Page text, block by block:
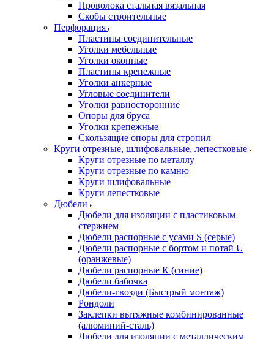
Проволока стальная вязальная
Скобы строительные
Перфорация
Пластины соединительные
Уголки мебельные
Уголки оконные
Пластины крепежные
Уголки анкерные
Угловые соединители
Уголки равносторонние
Опоры для бруса
Уголки крепежные
Скользящие опоры для стропил
Круги отрезные, шлифовальные, лепестковые
Круги отрезные по металлу
Круги отрезные по камню
Круги шлифовальные
Круги лепестковые
Дюбели
Дюбели для изоляции с пластиковым
стержнем
Дюбели распорные с усами S (серые)
Дюбели распорные c бортом и потай U
(оранжевые)
Дюбели распорные К (синие)
Дюбели бабочка
Дюбели-гвозди (Быстрый монтаж)
Рондоли
Заклепки вытяжные комбинированные
(алюминий-сталь)
Дюбели для изоляции с металлическим